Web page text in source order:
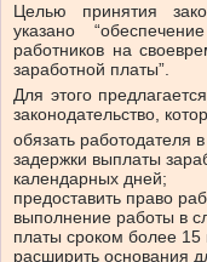
Целью принятия
указано
работников на
заработной платы”.
Для этого
законодательство,
обязать работодателя
задержки выплаты
календарных дней;
предоставить право
выполнение работы в
платы сроком более
расширить основания